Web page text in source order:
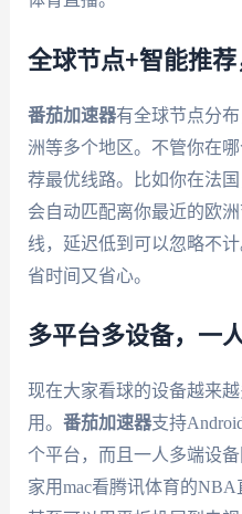
全球节点+智能推
番茄加速器有全球节点分
洲等多个地区。不管你在
荐最优线路。比如你在法
会自动匹配离你最近的欧
线，延迟低到可以忽略不
省时间又省心。
多平台多设备，一
现在大家看球的设备越来
用。 番茄加速器支持
个平台，而且一人多端设
家用mac看腾讯体育的NBA